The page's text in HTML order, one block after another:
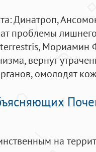
: Динатроп,
проблемы
Мориамин
вернут
омолодят
на